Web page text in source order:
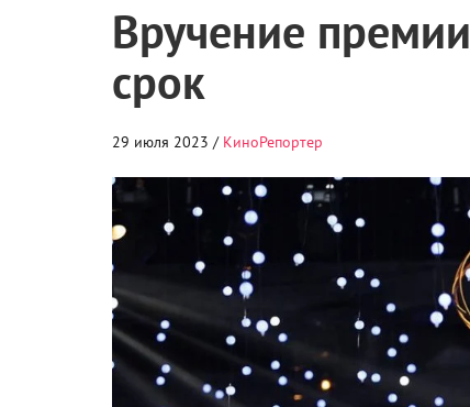
Вручение
срок
29 июля 2023 / КиноРепортер